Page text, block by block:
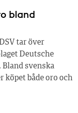
bland
tar över
Deutsche
Bland svenska
köpet både oro och